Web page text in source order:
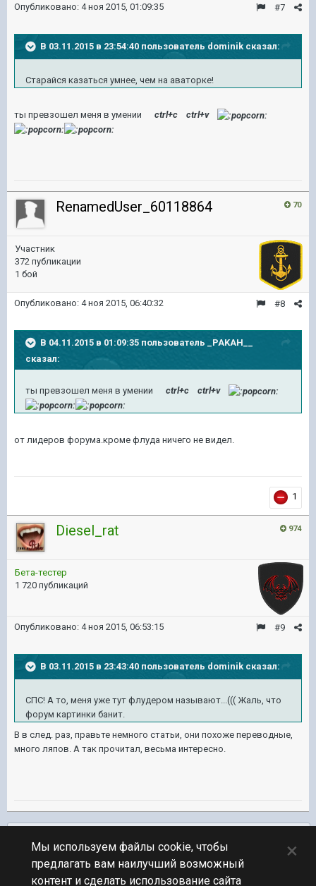
#7
Опубликовано: 4 ноя 2015, 01:09:35
В 03.11.2015 в 23:54:40 пользователь dominik сказал:
Старайся казаться умнее, чем на аваторке!
ты превзошел меня в yмении ctrl+c ctrl+v
70
RenamedUser_60118864
Участник
372 публикации
1 бой
#8
Опубликовано: 4 ноя 2015, 06:40:32
В 04.11.2015 в 01:09:35 пользователь _PAKAH__
сказал:
ты превзошел меня в yмении ctrl+c ctrl+v
от лидеров форума.кроме флуда ничего не видел.
1
974
Diesel_rat
Бета-тестер
1 720 публикаций
#9
Опубликовано: 4 ноя 2015, 06:53:15
В 03.11.2015 в 23:43:40 пользователь dominik сказал:
СПС! А то, меня уже тут флудером называют...((( Жаль, что
форум картинки банит.
В в след. раз, правьте немного статьи, они похоже переводные,
много ляпов. А так прочитал, весьма интересно.
ПЕРЕЙТИ К СПИСКУ ТЕМ
Мы используем файлы cookie, чтобы
предлагать вам наилучший возможный
контент и сделать использование сайта
×